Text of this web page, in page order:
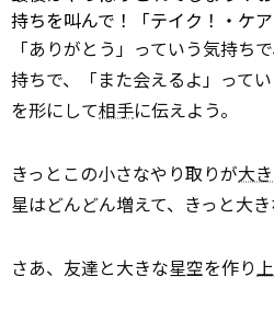
持ちを叫んで！「テイク！・ケア
「ありがとう」っていう気持ち
持ちで、「また会えるよ」って
を形にして相手に伝えよう。
きっとこの小さなやり取りが大
星はどんどん増えて、きっと大
さあ、友達と大きな星空を作り